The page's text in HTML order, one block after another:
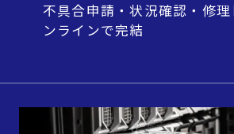
不具合申請・状況確認・修
ンラインで完結